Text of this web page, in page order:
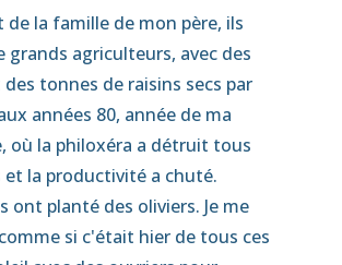
de la famille de mon père, ils
grands agriculteurs, avec des
tonnes de raisins secs par
années 80, année de ma
où la philoxéra a détruit tous
et la productivité a chuté.
ont planté des oliviers. Je me
si c'était hier de tous ces